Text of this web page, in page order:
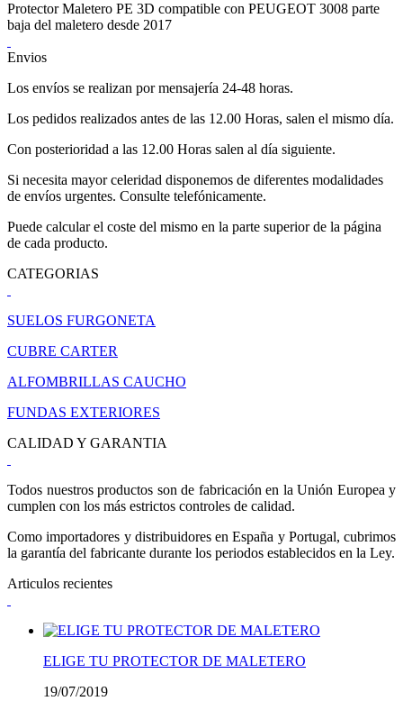
Protector Maletero PE 3D compatible con PEUGEOT 3008 parte
baja del maletero desde 2017
Envios
Los envíos se realizan por mensajería 24-48 horas.
Los pedidos realizados antes de las 12.00 Horas, salen el mismo día.
Con posterioridad a las 12.00 Horas salen al día siguiente.
Si necesita mayor celeridad disponemos de diferentes modalidades
de envíos urgentes. Consulte telefónicamente.
Puede calcular el coste del mismo en la parte superior de la página
de cada producto.
CATEGORIAS
SUELOS FURGONETA
CUBRE CARTER
ALFOMBRILLAS CAUCHO
FUNDAS EXTERIORES
CALIDAD Y GARANTIA
Todos nuestros productos son de fabricación en la Unión Europea y
cumplen con los más estrictos controles de calidad.
Como importadores y distribuidores en España y Portugal, cubrimos
la garantía del fabricante durante los periodos establecidos en la Ley.
Articulos recientes
ELIGE TU PROTECTOR DE MALETERO
19/07/2019